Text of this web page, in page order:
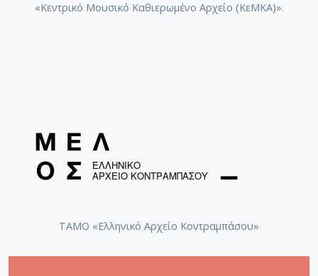
«Κεντρικό Μουσικό Καθιερωμένο Αρχείο (ΚεΜΚΑ)».
ΤΑΜΟ «Ελληνικό Αρχείο Κοντραμπάσου»